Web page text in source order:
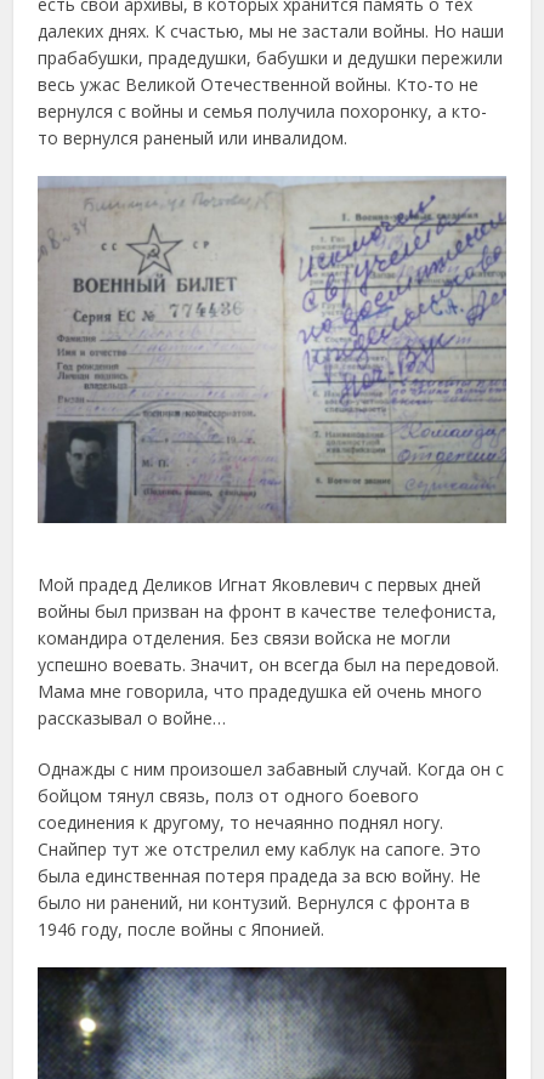
далеких днях. К счастью, мы не застали войны. Но наши
прабабушки, прадедушки, бабушки и дедушки пережили
весь ужас Великой Отечественной войны. Кто-то не
вернулся с войны и семья получила похоронку, а кто-
то вернулся раненый или инвалидом.
Мой прадед Деликов Игнат Яковлевич с первых дней
войны был призван на фронт в качестве телефониста,
командира отделения. Без связи войска не могли
успешно воевать. Значит, он всегда был на передовой.
Мама мне говорила, что прадедушка ей очень много
рассказывал о войне…
Однажды с ним произошел забавный случай. Когда он с
бойцом тянул связь, полз от одного боевого
соединения к другому, то нечаянно поднял ногу.
Снайпер тут же отстрелил ему каблук на сапоге. Это
была единственная потеря прадеда за всю войну. Не
было ни ранений, ни контузий. Вернулся с фронта в
1946 году, после войны с Японией.